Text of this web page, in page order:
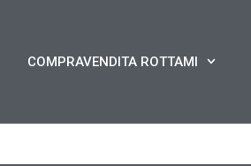
COMPRAVENDITA ROTTAMI